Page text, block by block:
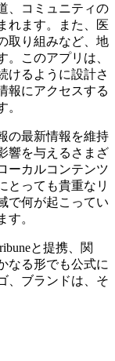
、コミュニティの
れます。また、医
取り組みなど、地
このアプリは、
けるように設計さ
報にアクセスする
。
の最新情報を維持
響を与えるさまざ
ーカルコンテンツ
とっても貴重なリ
で何が起こってい
す。
と提携、関
なる形でも公式に
、ブランドは、そ